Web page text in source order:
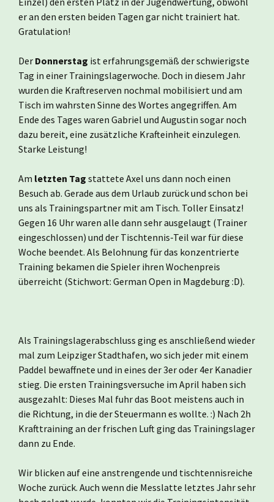
er an den ersten beiden Tagen gar nicht trainiert hat.
Gratulation!
Der Donnerstag ist erfahrungsgemäß der schwierigste
Tag in einer Trainingslagerwoche. Doch in diesem Jahr
wurden die Kraftreserven nochmal mobilisiert und am
Tisch im wahrsten Sinne des Wortes angegriffen. Am
Ende des Tages waren Gabriel und Augustin sogar noch
dazu bereit, eine zusätzliche Krafteinheit einzulegen.
Starke Leistung!
Am letzten Tag stattete Axel uns dann noch einen
Besuch ab. Gerade aus dem Urlaub zurück und schon bei
uns als Trainingspartner mit am Tisch. Toller Einsatz!
Gegen 16 Uhr waren alle dann sehr ausgelaugt (Trainer
eingeschlossen) und der Tischtennis-Teil war für diese
Woche beendet. Als Belohnung für das konzentrierte
Training bekamen die Spieler ihren Wochenpreis
überreicht (Stichwort: German Open in Magdeburg :D).
Als Trainingslagerabschluss ging es anschließend wieder
mal zum Leipziger Stadthafen, wo sich jeder mit einem
Paddel bewaffnete und in eines der 3er oder 4er Kanadier
stieg. Die ersten Trainingsversuche im April haben sich
ausgezahlt: Dieses Mal fuhr das Boot meistens auch in
die Richtung, in die der Steuermann es wollte. :) Nach 2h
Krafttraining an der frischen Luft ging das Trainingslager
dann zu Ende.
Wir blicken auf eine anstrengende und tischtennisreiche
Woche zurück. Auch wenn die Messlatte letztes Jahr sehr